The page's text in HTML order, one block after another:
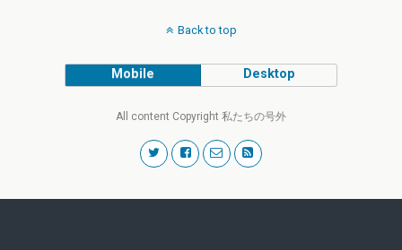
Back to top
Mobile Desktop
All content Copyright 私たちの号外